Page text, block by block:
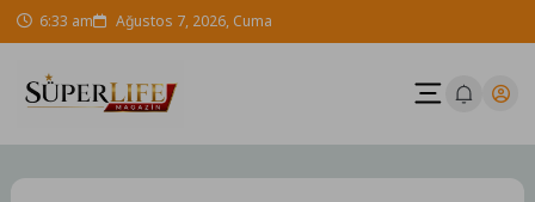
Skip 6:33 am Ağustos 7, 2026, Cuma